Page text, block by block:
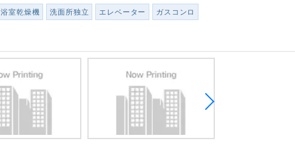
浴室乾燥機 洗面所独立 エレベーター ガスコンロ